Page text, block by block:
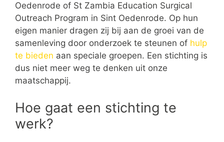
Oedenrode of St Zambia Education Surgical
Outreach Program in Sint Oedenrode. Op hun
eigen manier dragen zij bij aan de groei van de
samenleving door onderzoek te steunen of hulp
te bieden aan speciale groepen. Een stichting is
dus niet meer weg te denken uit onze
maatschappij.
Hoe gaat een stichting te
werk?